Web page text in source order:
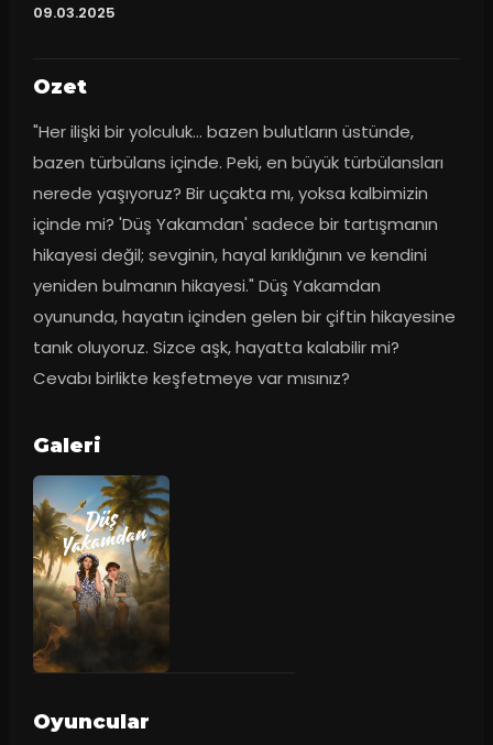
09.03.2025
Ozet
"Her ilişki bir yolculuk... bazen bulutların üstünde,
bazen türbülans içinde. Peki, en büyük türbülansları
nerede yaşıyoruz? Bir uçakta mı, yoksa kalbimizin
içinde mi? 'Düş Yakamdan' sadece bir tartışmanın
hikayesi değil; sevginin, hayal kırıklığının ve kendini
yeniden bulmanın hikayesi." Düş Yakamdan
oyununda, hayatın içinden gelen bir çiftin hikayesine
tanık oluyoruz. Sizce aşk, hayatta kalabilir mi?
Cevabı birlikte keşfetmeye var mısınız?
Galeri
Oyuncular